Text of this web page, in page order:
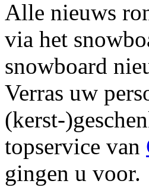
Alle nieuws
via het
snowboard
Verras uw
(kerst-
topservice van
gingen u voor.